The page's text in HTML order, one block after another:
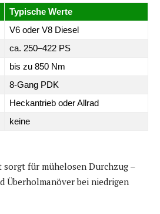
Typische Werte
V6 oder V8 Diesel
ca. 250–422 PS
bis zu 850 Nm
8-Gang PDK
Heckantrieb oder Allrad
keine
sorgt für mühelosen Durchzug –
Überholmanöver bei niedrigen